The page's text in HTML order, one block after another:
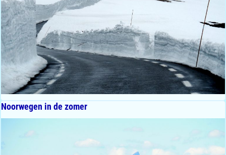
Noorwegen in de zomer